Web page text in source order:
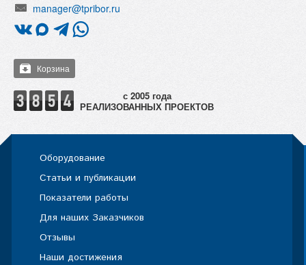
manager@tpribor.ru
Корзина
РЕАЛИЗОВАННЫХ ПРОЕКТОВ
Оборудование
Статьи и публикации
Показатели работы
Для наших Заказчиков
Отзывы
Наши достижения